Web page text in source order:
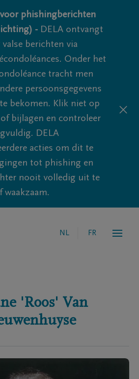
phishingberichten
- DELA ontvangt
berichten via
Onder het
tracht men
persoonsgegevens
bekomen. Klik niet op
bijlagen en controleer
DELA
acties om dit te
tot phishing en
nooit volledig uit te
NL FR
'Roos' Van